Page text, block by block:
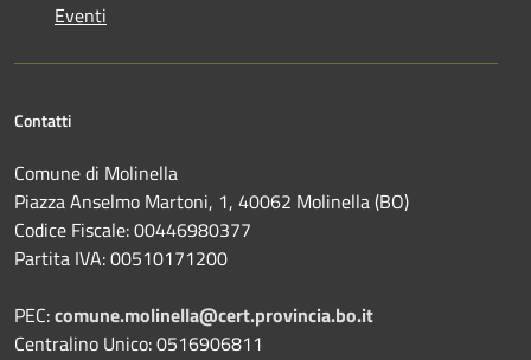
Eventi
Contatti
Comune di Molinella
Piazza Anselmo Martoni, 1, 40062 Molinella (BO)
Codice Fiscale: 00446980377
Partita IVA: 00510171200
PEC:comune.molinella@cert.provincia.bo.it
Centralino Unico: 0516906811